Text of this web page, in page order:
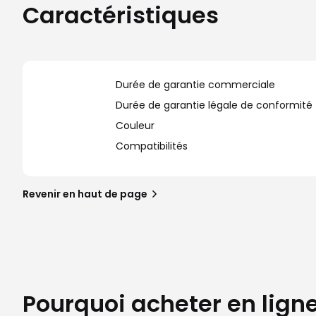
Caractéristiques
Durée de garantie commerciale
Durée de garantie légale de conformité
Couleur
Compatibilités
Revenir en haut de page
Pourquoi acheter en